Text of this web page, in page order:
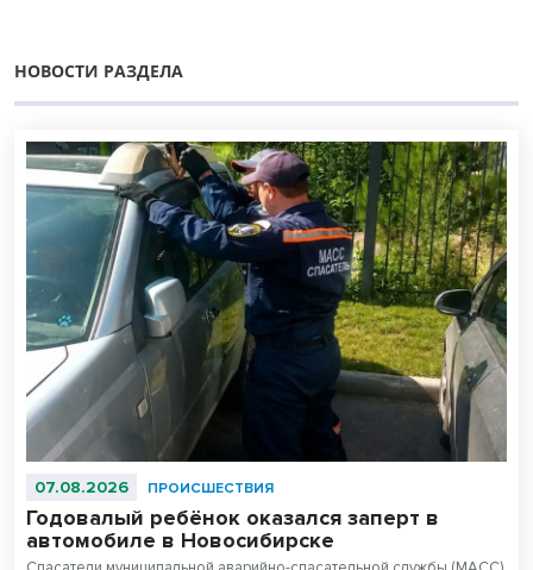
НОВОСТИ РАЗДЕЛА
07.08.2026 ПРОИСШЕСТВИЯ
Годовалый ребёнок оказался заперт в
автомобиле в Новосибирске